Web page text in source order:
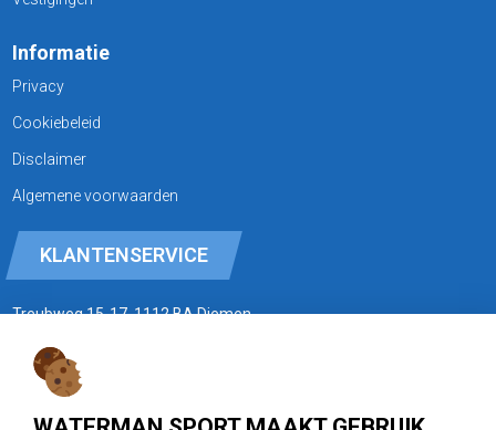
Informatie
Privacy
Cookiebeleid
Disclaimer
Algemene voorwaarden
KLANTENSERVICE
Treubweg 15-17, 1112 BA Diemen
Openingstijden